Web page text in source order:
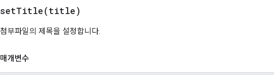
setTitle(title)
첨부파일의 제목을 설정합니다.
매개변수